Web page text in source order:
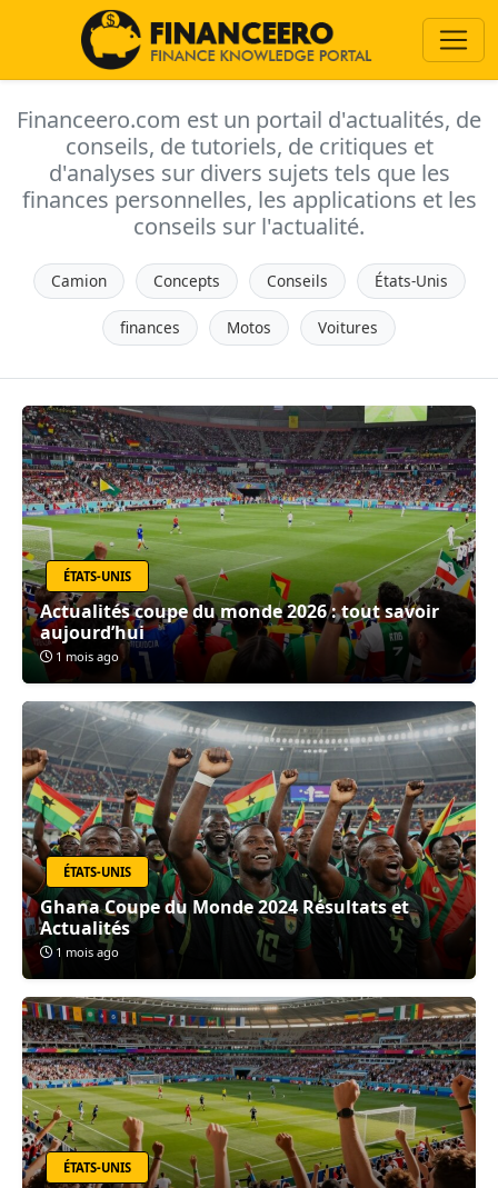
Financeero.com est un portail d'actualités, de
conseils, de tutoriels, de critiques et
d'analyses sur divers sujets tels que les
finances personnelles, les applications et les
conseils sur l'actualité.
Camion Concepts Conseils États-Unis
finances Motos Voitures
ÉTATS-UNIS
Actualités coupe du monde 2026 : tout savoir
aujourd’hui
1 mois ago
ÉTATS-UNIS
Ghana Coupe du Monde 2024 Résultats et
Actualités
1 mois ago
ÉTATS-UNIS